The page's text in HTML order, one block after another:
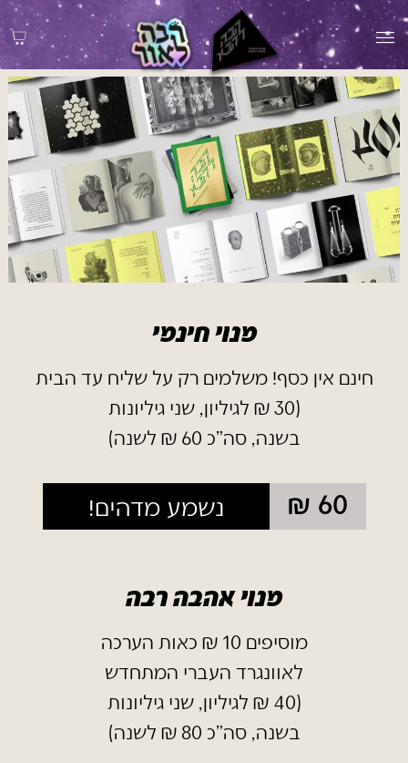
מנוי חינמי
חינם אין כסף! משלמים רק על שליח עד הבית
(30 ₪ לגיליון, שני גיליונות
בשנה, סה"כ 60 ₪ לשנה)
60 ₪ נשמע מדהים!
מנוי אהבה רבה
מוסיפים 10 ₪ כאות הערכה
לאוונגרד העברי המתחדש
(40 ₪ לגיליון, שני גיליונות
בשנה, סה"כ 80 ₪ לשנה)